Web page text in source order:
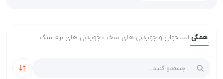
همگی استخوان و جویدنی های سخت جویدنی های نرم سگ